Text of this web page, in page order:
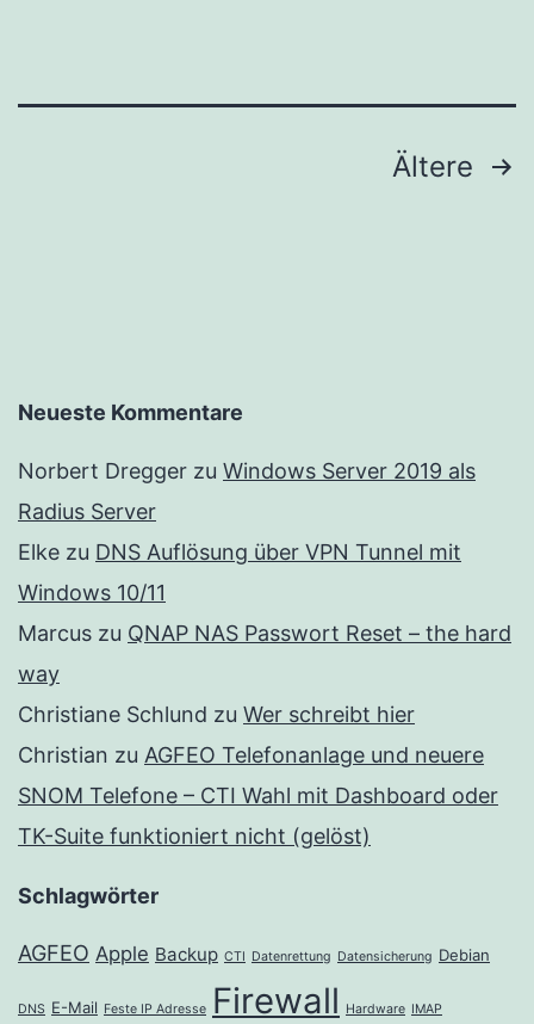
Seitennummerierung
Ältere
Neueste Kommentare
Norbert Dregger zu Windows Server 2019 als
Radius Server
Elke zu DNS Auflösung über VPN Tunnel mit
Windows 10/11
Marcus zu QNAP NAS Passwort Reset – the hard
way
Christiane Schlund zu Wer schreibt hier
Christian zu AGFEO Telefonanlage und neuere
SNOM Telefone – CTI Wahl mit Dashboard oder
TK-Suite funktioniert nicht (gelöst)
Schlagwörter
AGFEO Apple Backup CTI Datenrettung Datensicherung Debian
DNS E-Mail Feste IP Adresse Firewall Hardware IMAP